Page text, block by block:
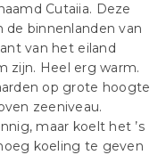
Cutaiia. Deze
binnenlanden van
van het eiland
zijn. Heel erg warm.
op grote hoogte
zeeniveau.
maar koelt het ’s
koeling te geven